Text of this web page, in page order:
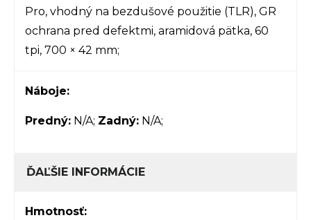
Pro, vhodný na bezdušové použitie (TLR), GR
ochrana pred defektmi, aramidová pätka, 60
tpi, 700 × 42 mm;
Náboje:
Predný: N/A; Zadný: N/A;
ĎAĽŠIE INFORMÁCIE
Hmotnosť: